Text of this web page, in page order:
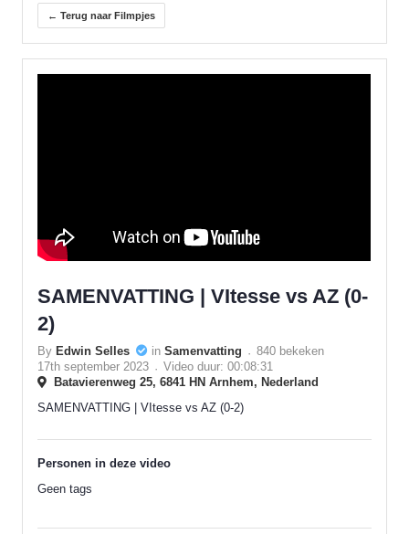
← Terug naar Filmpjes
SAMENVATTING | VItesse vs AZ (0-
2)
By Edwin Selles in Samenvatting
840 bekeken
17th september 2023
Video duur: 00:08:31
Batavierenweg 25, 6841 HN Arnhem, Nederland
SAMENVATTING | VItesse vs AZ (0-2)
Personen in deze video
Geen tags